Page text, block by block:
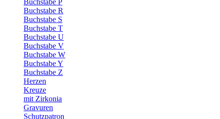
Buchstabe P
Buchstabe R
Buchstabe S
Buchstabe T
Buchstabe U
Buchstabe V
Buchstabe W
Buchstabe Y
Buchstabe Z
Herzen
Kreuze
mit Zirkonia
Gravuren
Schutzpatron